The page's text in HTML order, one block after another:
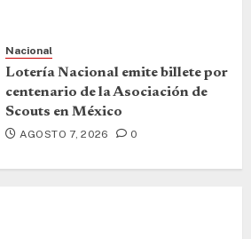
Nacional
Lotería Nacional emite billete por
centenario de la Asociación de
Scouts en México
AGOSTO 7, 2026 0